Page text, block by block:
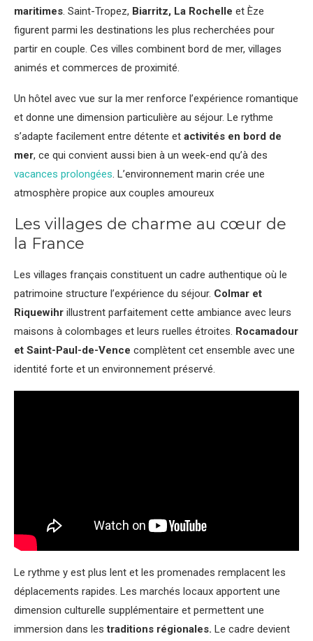
maritimes. Saint-Tropez, Biarritz, La Rochelle et Èze
figurent parmi les destinations les plus recherchées pour
partir en couple. Ces villes combinent bord de mer, villages
animés et commerces de proximité.
Un hôtel avec vue sur la mer renforce l’expérience romantique
et donne une dimension particulière au séjour. Le rythme
s’adapte facilement entre détente et activités en bord de
mer, ce qui convient aussi bien à un week-end qu’à des
vacances prolongées. L’environnement marin crée une
atmosphère propice aux couples amoureux
Les villages de charme au cœur de
la France
Les villages français constituent un cadre authentique où le
patrimoine structure l’expérience du séjour. Colmar et
Riquewihr illustrent parfaitement cette ambiance avec leurs
maisons à colombages et leurs ruelles étroites. Rocamadour
et Saint-Paul-de-Vence complètent cet ensemble avec une
identité forte et un environnement préservé.
Le rythme y est plus lent et les promenades remplacent les
déplacements rapides. Les marchés locaux apportent une
dimension culturelle supplémentaire et permettent une
immersion dans lestraditions régionales. Le cadre devient